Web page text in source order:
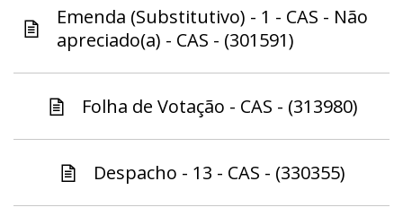
Emenda (Substitutivo) - 1 - CAS - Não
apreciado(a) - CAS - (301591)
Folha de Votação - CAS - (313980)
Despacho - 13 - CAS - (330355)